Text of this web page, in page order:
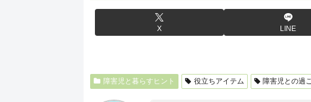
X LINE
障害児と暮らすヒント 役立ちアイテム 障害児との過